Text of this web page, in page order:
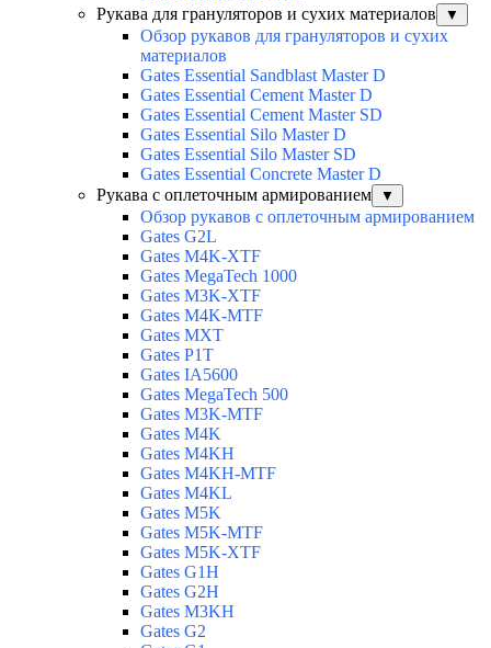
Рукава для грануляторов и сухих материалов
▼
Обзор рукавов для грануляторов и сухих
материалов
Gates Essential Sandblast Master D
Gates Essential Cement Master D
Gates Essential Cement Master SD
Gates Essential Silo Master D
Gates Essential Silo Master SD
Gates Essential Concrete Master D
Рукава с оплеточным армированием
▼
Обзор рукавов с оплеточным армированием
Gates G2L
Gates M4K-XTF
Gates MegaTech 1000
Gates M3K-XTF
Gates M4K-MTF
Gates MXT
Gates P1T
Gates IA5600
Gates MegaTech 500
Gates M3K-MTF
Gates M4K
Gates M4KH
Gates M4KH-MTF
Gates M4KL
Gates M5K
Gates M5K-MTF
Gates M5K-XTF
Gates G1H
Gates G2H
Gates M3KH
Gates G2